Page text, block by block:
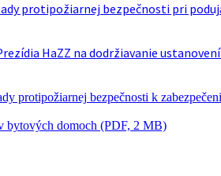
protipožiarnej bezpečnosti pri
HaZZ na dodržiavanie
protipožiarnej bezpečnosti k
bytových domoch (PDF, 2 MB)